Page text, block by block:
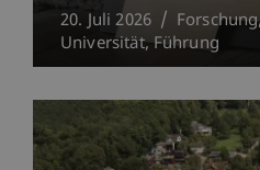
20. Juli 2026 Forschung
Universität Führung